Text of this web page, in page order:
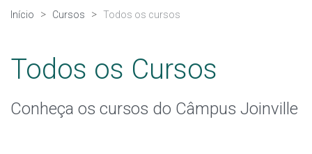
Técnicos Integrados
Técnicos Subsequentes
Qualificação Profissional e Idiomas
Início Cursos Todos os cursos
Todos os Cursos
Conheça os cursos do Câmpus Joinville